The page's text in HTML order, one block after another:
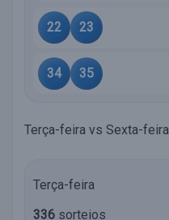
22 23
34 35
Terça-feira vs Sexta-feira
Terça-feira
336 sorteios